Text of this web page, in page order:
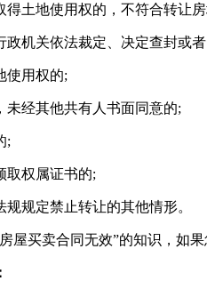
土地使用权的，不符合转让
机关依法裁定、决定查封或
使用权的;
经其他共有人书面同意的;
;
权属证书的;
规定禁止转让的其他情形。
屋买卖合同无效”的知识，如